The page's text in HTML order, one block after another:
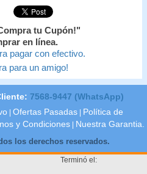
tu Cupón!"
en línea.
pagar con efectivo.
para un amigo!
Terminó el:
7568-9447 (WhatsApp)
Ofertas Pasadas
Política de
y Condiciones
Nuestra Garantia.
los derechos reservados.